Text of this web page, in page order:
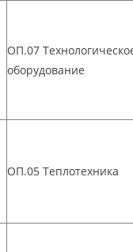
ОП.07
оборудование
ОП.05 Теплотехника